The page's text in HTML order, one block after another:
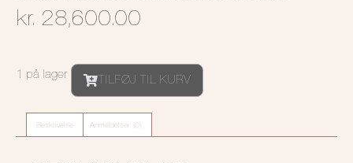
kr. 28,600.00
1 på lager
TILFØJ TIL KURV
Beskrivelse Anmeldelser (0)